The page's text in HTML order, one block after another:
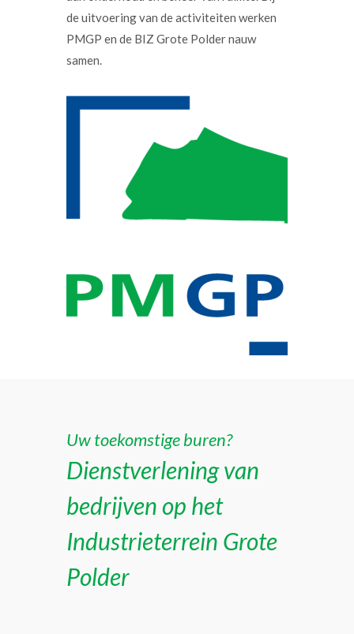
de uitvoering van de activiteiten werken
PMGP en de BIZ Grote Polder nauw
samen.
Uw toekomstige buren?
Dienstverlening van
bedrijven op het
Industrieterrein Grote
Polder